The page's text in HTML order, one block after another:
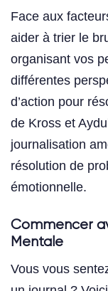
Face aux
aider à trier le
organisant vos
différentes
d’action pour
de Kross et
journalisation
résolution de
émotionnelle.
Commencer
Mentale
Vous vous